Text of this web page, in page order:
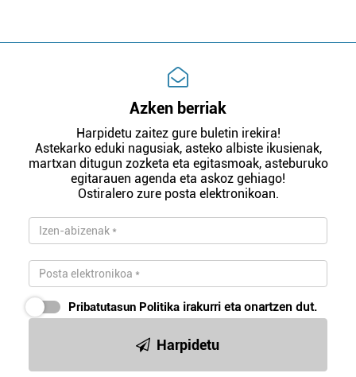
Azken berriak
Harpidetu zaitez gure buletin irekira!
Astekarko eduki nagusiak, asteko albiste ikusienak,
martxan ditugun zozketa eta egitasmoak, asteburuko
egitarauen agenda eta askoz gehiago!
Ostiralero zure posta elektronikoan.
Pribatutasun Politika irakurri eta onartzen dut.
Harpidetu